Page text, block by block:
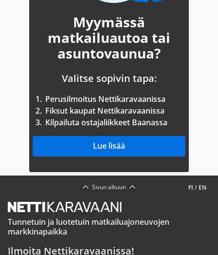
Myymässä
matkailuautoa tai
asuntovaunua?
Valitse sopivin tapa:
1. Perusilmoitus Nettikaravaanissa
2. Fiksut kaupat Nettikaravaanissa
3. Kilpailuta ostajaliikkeet Baanassa
Lue lisää
FI / EN
Sivun alkuun
Tunnetuin ja luotetuin matkailuajoneuvojen
markkinapaikka
Ilmoita Nettikaravaanissa!